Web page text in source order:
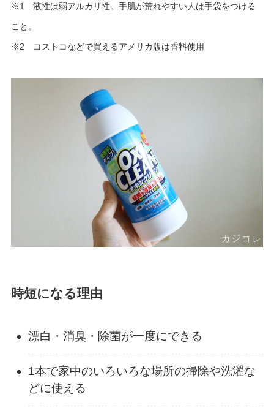
※1 液性は弱アルカリ性。手肌が荒れやすい人は手袋をつける
こと。
※2 コストコなどで買えるアメリカ版は香料使用
時短になる理由
漂白・消臭・除菌が一度にできる
1本で家中のいろいろな場所の掃除や洗濯な
どに使える